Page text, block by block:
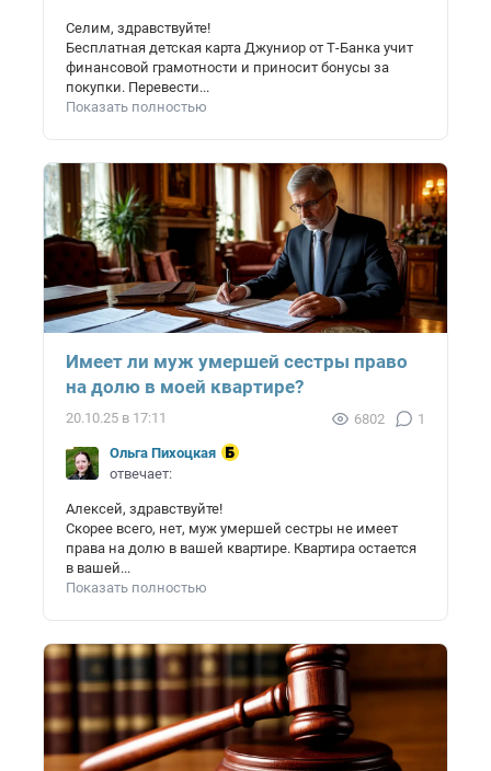
Селим, здравствуйте!
Бесплатная детская карта Джуниор от Т-Банка учит
финансовой грамотности и приносит бонусы за
покупки. Перевести...
Показать полностью
Имеет ли муж умершей сестры право
на долю в моей квартире?
20.10.25 в 17:11 6802 1
Ольга Пихоцкая
отвечает:
Алексей, здравствуйте!
Скорее всего, нет, муж умершей сестры не имеет
права на долю в вашей квартире. Квартира остается
в вашей...
Показать полностью